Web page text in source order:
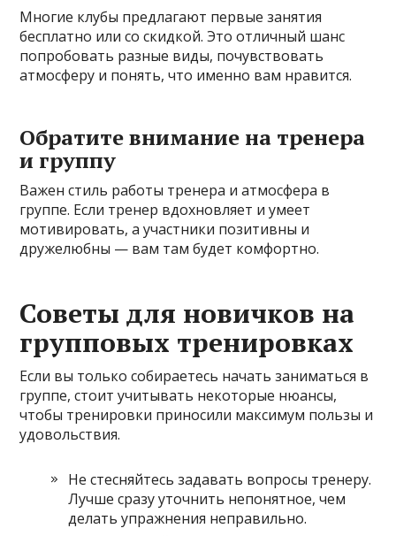
Многие клубы предлагают первые занятия
бесплатно или со скидкой. Это отличный шанс
попробовать разные виды, почувствовать
атмосферу и понять, что именно вам нравится.
Обратите внимание на тренера
и группу
Важен стиль работы тренера и атмосфера в
группе. Если тренер вдохновляет и умеет
мотивировать, а участники позитивны и
дружелюбны — вам там будет комфортно.
Советы для новичков на
групповых тренировках
Если вы только собираетесь начать заниматься в
группе, стоит учитывать некоторые нюансы,
чтобы тренировки приносили максимум пользы и
удовольствия.
Не стесняйтесь задавать вопросы тренеру.
Лучше сразу уточнить непонятное, чем
делать упражнения неправильно.